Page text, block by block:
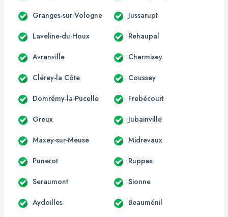
Granges-sur-Vologne Jussarupt
Laveline-du-Houx Rehaupal
Avranville Chermisey
Clérey-la Côte Coussey
Domrémy-la-Pucelle Frebécourt
Greux Jubainville
Maxey-sur-Meuse Midrevaux
Punerot Ruppes
Seraumont Sionne
Aydoilles Beauménil